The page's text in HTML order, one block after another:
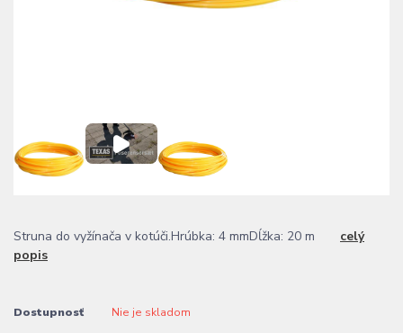
Struna do vyžínača v kotúči.Hrúbka: 4 mmDĺžka: 20 m celý
popis
Dostupnosť Nie je skladom